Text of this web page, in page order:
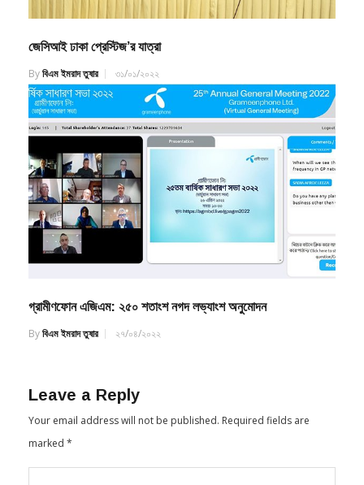
জেসিআই ঢাকা প্রেস্টিজ’র যাত্রা
Byবিএম ইমরাদ তুষার ৩১/০১/২০২২
গ্রামীণফোন এজিএম: ২৫০ শতাংশ নগদ লভ্যাংশ অনুমোদন
Leave a Reply
Your email address will not be published.
marked*